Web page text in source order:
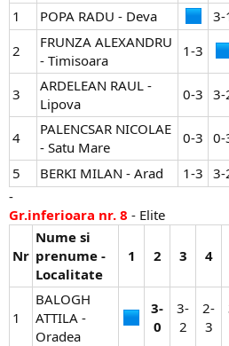
1
POPA RADU - Deva 3-
2
FRUNZA ALEXANDRU
- Timisoara
1-3​
3
ARDELEAN RAUL -
Lipova
0-3​ 3-
4
PALENCSAR NICOLAE
- Satu Mare
0-3​ 0-
5
BERKI MILAN - Arad 1-3​ 3-
-
Gr.inferioara nr. 8 - Elite
Nr
Nume si
prenume -
Localitate
1 2 3 4
1
BALOGH
ATTILA -
Oradea
3-
0
3-
2​
2-
3​